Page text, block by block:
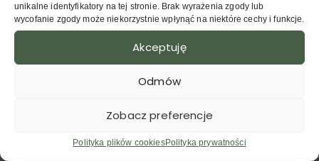
unikalne identyfikatory na tej stronie. Brak wyrażenia zgody lub
wycofanie zgody może niekorzystnie wpłynąć na niektóre cechy i funkcje.
Akceptuję
Odmów
Zobacz preferencje
Polityka plików cookiesPolityka prywatności
odwiedzić Same Fusy ponownie, tym razem lato. Lokal